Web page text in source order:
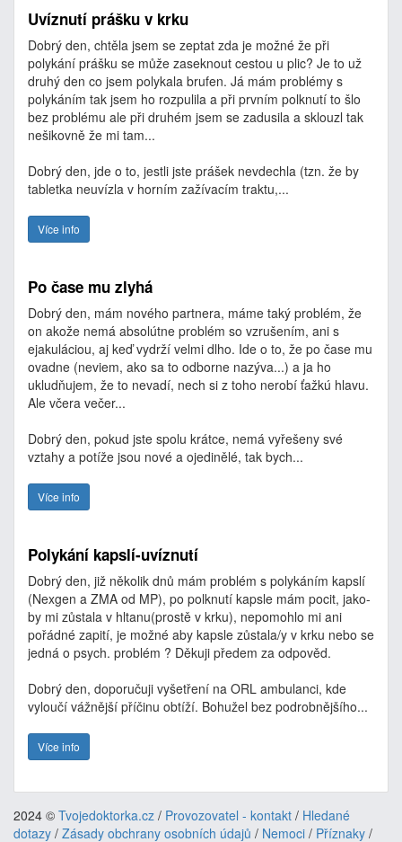
Uvíznutí prášku v krku
Dobrý den, chtěla jsem se zeptat zda je možné že při
polykání prášku se může zaseknout cestou u plic? Je to už
druhý den co jsem polykala brufen. Já mám problémy s
polykáním tak jsem ho rozpulila a při prvním polknutí to šlo
bez problému ale při druhém jsem se zadusila a sklouzl tak
nešikovně že mi tam...
Dobrý den, jde o to, jestli jste prášek nevdechla (tzn. že by
tabletka neuvízla v horním zažívacím traktu,...
Více info
Po čase mu zlyhá
Dobrý den, mám nového partnera, máme taký problém, že
on akože nemá absolútne problém so vzrušením, ani s
ejakuláciou, aj keď vydrží velmi dlho. Ide o to, že po čase mu
ovadne (neviem, ako sa to odborne nazýva...) a ja ho
ukludňujem, že to nevadí, nech si z toho nerobí ťažkú hlavu.
Ale včera večer...
Dobrý den, pokud jste spolu krátce, nemá vyřešeny své
vztahy a potíže jsou nové a ojedinělé, tak bych...
Více info
Polykání kapslí-uvíznutí
Dobrý den, již několik dnů mám problém s polykáním kapslí
(Nexgen a ZMA od MP), po polknutí kapsle mám pocit, jako-
by mi zůstala v hltanu(prostě v krku), nepomohlo mi ani
pořádné zapití, je možné aby kapsle zůstala/y v krku nebo se
jedná o psych. problém ? Děkuji předem za odpověd.
Dobrý den, doporučuji vyšetření na ORL ambulanci, kde
vyloučí vážnější příčinu obtíží. Bohužel bez podrobnějšího...
Více info
2024 © Tvojedoktorka.cz / Provozovatel - kontakt / Hledané
dotazy / Zásady obchrany osobních údajů / Nemoci / Příznaky /